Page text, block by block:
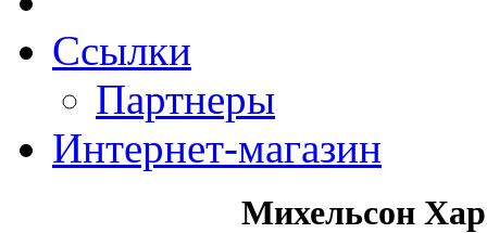
Ссылки
Партнеры
Интернет-магазин
Михельсон